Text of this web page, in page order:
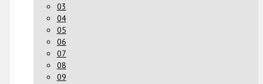
03
04
05
06
07
08
09